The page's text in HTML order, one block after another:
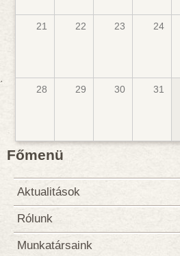
21 22 23 24
28 29 30 31
Főmenü
Aktualitások
Rólunk
Munkatársaink